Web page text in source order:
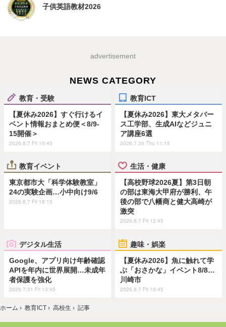
子供英語教材2026
advertisement
NEWS CATEGORY
教育・受験
【夏休み2026】すぐ行けるイ
ベント情報おまとめ便＜8/9-
15開催＞
2026.8.7 Fri 19:45
教育ICT
【夏休み2026】東大メタバー
ス工学部、生成AIなどジュニ
ア講座6選
2026.7.30 Thu 11:15
教育イベント
東京都市大「科学体験教室」
24の実験企画…小中向け9/6
2026.8.7 Fri 18:15
生活・健康
【高校野球2026夏】第3日朝
の部は東海大甲府が勝利、午
後の部で八幡商と健大高崎が
激突
2026.8.7 Fri 12:45
デジタル生活
Google、アプリ向け年齢確認
APIを年内に世界展開…未成年
者保護を強化
2026.7.31 Fri 13:45
趣味・娯楽
【夏休み2026】魚に触れて学
ぶ「おさかな」イベント8/8…
川崎市
2026.8.7 Fri 10:45
ホーム › 教育ICT › 高校生 › 記事